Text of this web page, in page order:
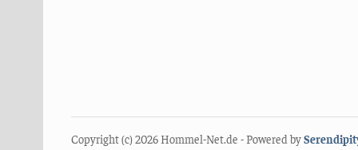
Copyright (c) 2026 Hommel-Net.de - Powered by